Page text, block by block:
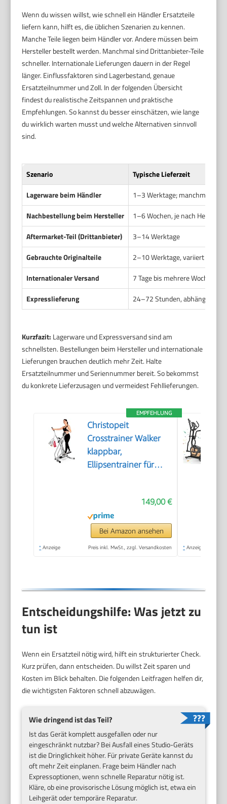
Wenn du wissen willst, wie schnell ein Händler Ersatzteile
liefern kann, hilft es, die üblichen Szenarien zu kennen.
Manche Teile liegen beim Händler vor. Andere müssen beim
Hersteller bestellt werden. Manchmal sind Drittanbieter-Teile
schneller. Internationale Lieferungen dauern in der Regel
länger. Einflussfaktoren sind Lagerbestand, genaue
Ersatzteilnummer und Zoll. In der folgenden Übersicht
findest du realistische Zeitspannen und praktische
Empfehlungen. So kannst du besser einschätzen, wie lange
du wirklich warten musst und welche Alternativen sinnvoll
sind.
Szenario
Typische Lieferzeit
Lagerware beim Händler
1–3 Werktage; manchmal
Nachbestellung beim Hersteller
1–6 Wochen, je nach
Aftermarket-Teil (Drittanbieter)
3–14 Werktage
Gebrauchte Originalteile
2–10 Werktage, variiert stark
Internationaler Versand
7 Tage bis mehrere Wochen
Expresslieferung
24–72 Stunden, abhängig von
Kurzfazit: Lagerware und Expressversand sind am
schnellsten. Bestellungen beim Hersteller und internationale
Lieferungen brauchen deutlich mehr Zeit. Halte
Ersatzteilnummer und Seriennummer bereit. So bekommst
du konkrete Lieferzusagen und vermeidest Fehllieferungen.
EMPFEHLUNG
Christopeit
Crosstrainer Walker
klappbar,
Ellipsentrainer für
Kompakt, leise,
Gelenkschonend,
extra Bauchpolster
149,00 €
Bei Amazon ansehen
* Anzeige Preis inkl. MwSt., zzgl. Versandkosten * Anzeige
Entscheidungshilfe: Was jetzt zu
tun ist
Wenn ein Ersatzteil nötig wird, hilft ein strukturierter Check.
Kurz prüfen, dann entscheiden. Du willst Zeit sparen und
Kosten im Blick behalten. Die folgenden Leitfragen helfen dir,
die wichtigsten Faktoren schnell abzuwägen.
Wie dringend ist das Teil?
Ist das Gerät komplett ausgefallen oder nur
eingeschränkt nutzbar? Bei Ausfall eines Studio-Geräts
ist die Dringlichkeit höher. Für private Geräte kannst du
oft mehr Zeit einplanen. Frage beim Händler nach
Expressoptionen, wenn schnelle Reparatur nötig ist.
Kläre, ob eine provisorische Lösung möglich ist, etwa ein
Leihgerät oder temporäre Reparatur.